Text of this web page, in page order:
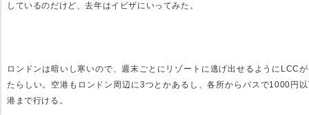
しているのだけど、去年はイビザにいってみた。
ロンドンは暗いし寒いので、週末ごとにリゾートに逃げ出せるようにLCC
たらしい。空港もロンドン周辺に3つとかあるし、各所からバスで1000円
港まで行ける。